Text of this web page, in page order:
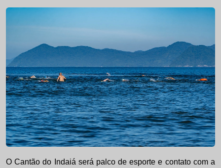
O Cantão do Indaiá será palco de esporte e contato com a